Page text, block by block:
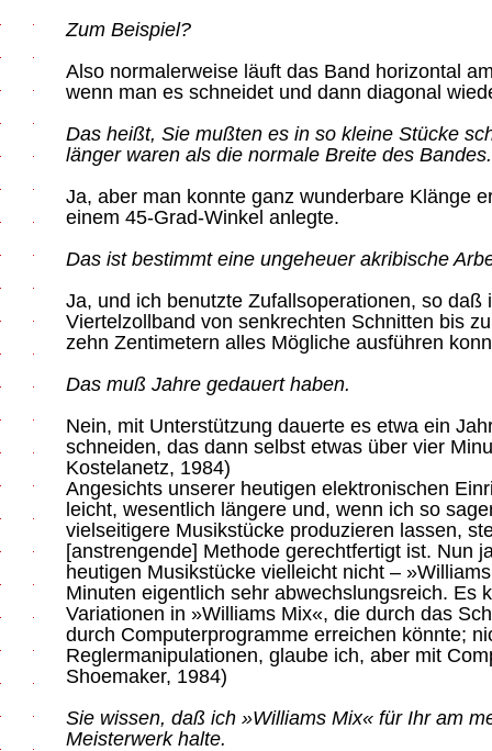
Zum Beispiel?
Also normalerweise läuft das Band horizontal
wenn man es schneidet und dann diagonal
Das heißt, Sie mußten es in so kleine Stücke
länger waren als die normale Breite des Bandes.
Ja, aber man konnte ganz wunderbare Klänge
einem 45-Grad-Winkel anlegte.
Das ist bestimmt eine ungeheuer akribische
Ja, und ich benutzte Zufallsoperationen, so daß
Viertelzollband von senkrechten Schnitten bis
zehn Zentimetern alles Mögliche ausführen
Das muß Jahre gedauert haben.
Nein, mit Unterstützung dauerte es etwa ein
schneiden, das dann selbst etwas über vier
Kostelanetz, 1984)
Angesichts unserer heutigen elektronischen
leicht, wesentlich längere und, wenn ich so
vielseitigere Musikstücke produzieren lassen,
[anstrengende] Methode gerechtfertigt ist. Nun
heutigen Musikstücke vielleicht nicht –
Minuten eigentlich sehr abwechslungsreich. Es
Variationen in »Williams Mix«, die durch das
durch Computerprogramme erreichen könnte;
Reglermanipulationen, glaube ich, aber mit
Shoemaker, 1984)
Sie wissen, daß ich »Williams Mix« für Ihr am
Meisterwerk halte.